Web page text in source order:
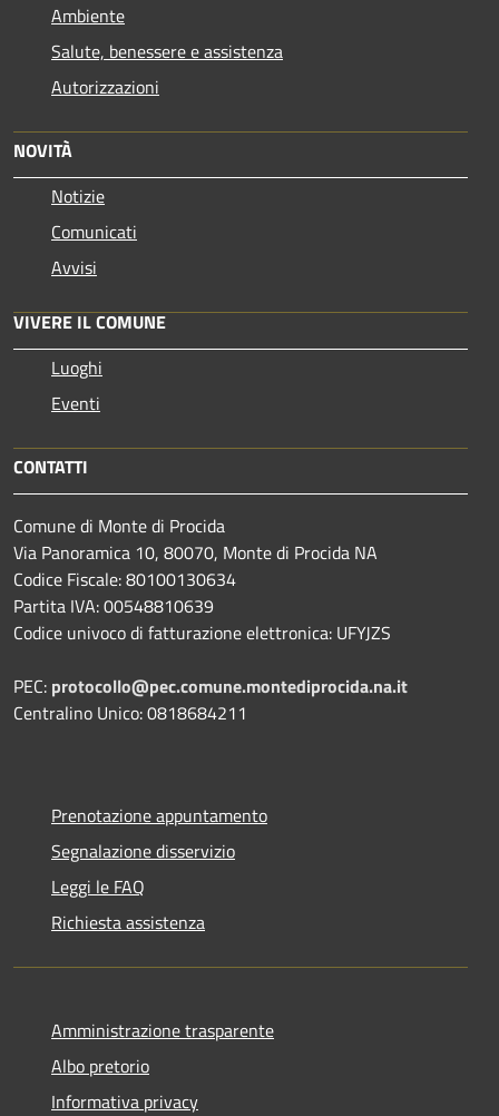
Ambiente
Salute, benessere e assistenza
Autorizzazioni
NOVITÀ
Notizie
Comunicati
Avvisi
VIVERE IL COMUNE
Luoghi
Eventi
CONTATTI
Comune di Monte di Procida
Via Panoramica 10, 80070, Monte di Procida NA
Codice Fiscale: 80100130634
Partita IVA: 00548810639
Codice univoco di fatturazione elettronica: UFYJZS
PEC: protocollo@pec.comune.montediprocida.na.it
Centralino Unico:0818684211
Prenotazione appuntamento
Segnalazione disservizio
Leggi le FAQ
Richiesta assistenza
Amministrazione trasparente
Albo pretorio
Informativa privacy